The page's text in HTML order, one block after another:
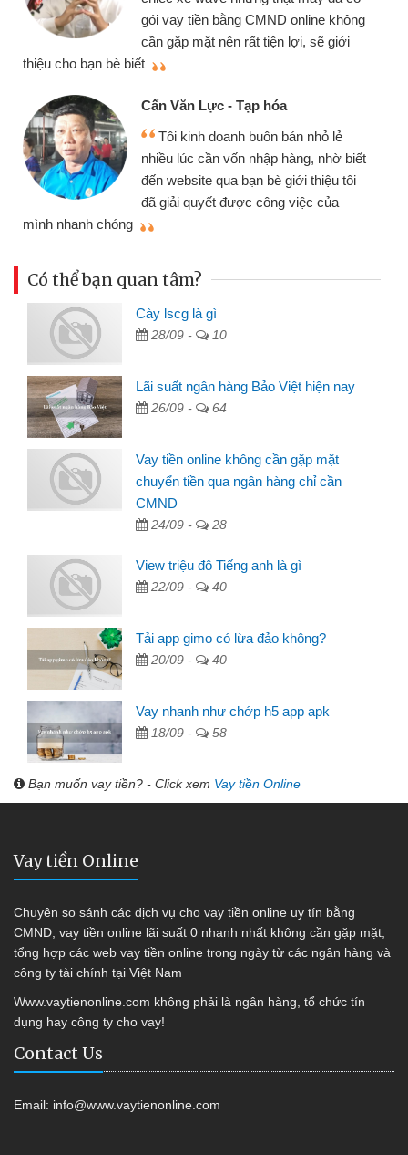
gói vay tiền bằng CMND online không
cần gặp mặt nên rất tiện lợi, sẽ giới
thiệu cho bạn bè biết
Cấn Văn Lực - Tạp hóa
Tôi kinh doanh buôn bán nhỏ lẻ
nhiều lúc cần vốn nhập hàng, nhờ biết
đến website qua bạn bè giới thiệu tôi
đã giải quyết được công việc của
mình nhanh chóng
Có thể bạn quan tâm?
Cày lscg là gì
28/09 - 10
Lãi suất ngân hàng Bảo Việt hiện nay
26/09 - 64
Vay tiền online không cần gặp mặt
chuyển tiền qua ngân hàng chỉ cần
CMND
24/09 - 28
View triệu đô Tiếng anh là gì
22/09 - 40
Tải app gimo có lừa đảo không?
20/09 - 40
Vay nhanh như chớp h5 app apk
18/09 - 58
Bạn muốn vay tiền? - Click xem Vay tiền Online
Vay tiền Online
Chuyên so sánh các dịch vụ cho vay tiền online uy tín bằng
CMND, vay tiền online lãi suất 0 nhanh nhất không cần gặp mặt,
tổng hợp các web vay tiền online trong ngày từ các ngân hàng và
công ty tài chính tại Việt Nam
Www.vaytienonline.com không phải là ngân hàng, tổ chức tín
dụng hay công ty cho vay!
Contact Us
Email: info@www.vaytienonline.com